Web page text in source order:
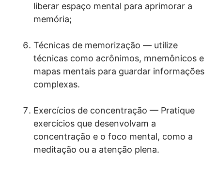
liberar espaço mental para aprimorar a
memória;
Técnicas de memorização — utilize
técnicas como acrônimos, mnemônicos e
mapas mentais para guardar informações
complexas.
Exercícios de concentração — Pratique
exercícios que desenvolvam a
concentração e o foco mental, como a
meditação ou a atenção plena.